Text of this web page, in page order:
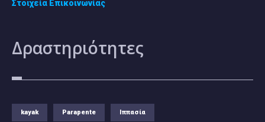
Στοιχεία Επικοινωνίας
Δραστηριότητες
kayak Parapente Ιππασία